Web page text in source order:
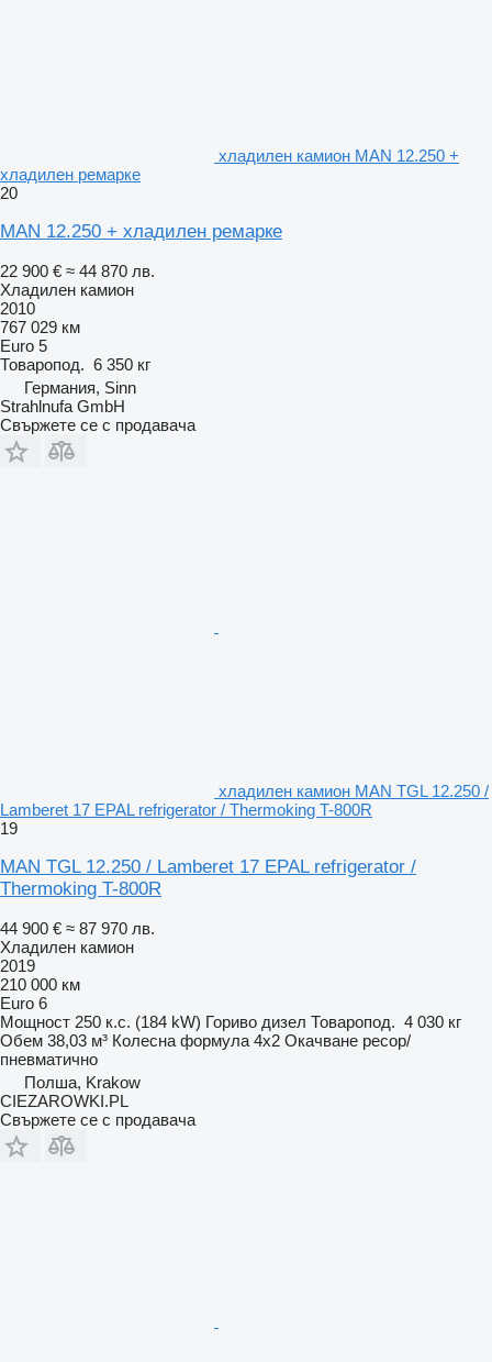
хладилен камион MAN 12.250 +
хладилен ремарке
20
MAN 12.250 + хладилен ремарке
22 900 € ≈ 44 870 лв.
Хладилен камион
2010
767 029 км
Euro 5
Товаропод. 6 350 кг
Германия, Sinn
Strahlnufa GmbH
Свържете се с продавача
хладилен камион MAN TGL 12.250 /
Lamberet 17 EPAL refrigerator / Thermoking T-800R
19
MAN TGL 12.250 / Lamberet 17 EPAL refrigerator /
Thermoking T-800R
44 900 € ≈ 87 970 лв.
Хладилен камион
2019
210 000 км
Euro 6
Мощност 250 к.с. (184 kW) Гориво дизел Товаропод. 4 030 кг
Обем 38,03 м³ Колесна формула 4x2 Окачване ресор/
пневматично
Полша, Krakow
CIEZAROWKI.PL
Свържете се с продавача